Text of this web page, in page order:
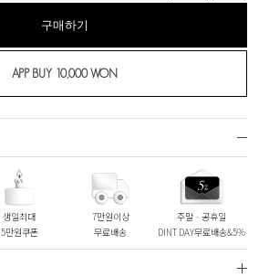
구매하기
생일최대
5만원쿠폰
7만원이상
무료배송
주말ㆍ공휴일
DINT DAY무료배송&5%